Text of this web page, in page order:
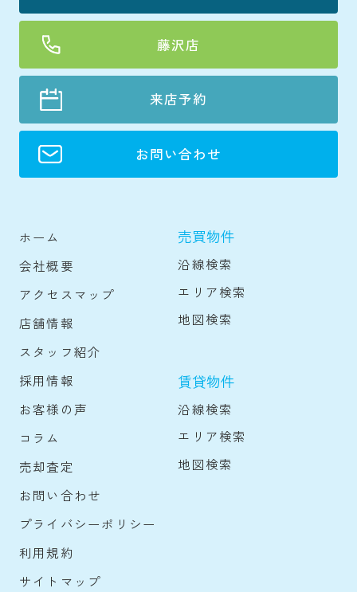
藤沢店
来店予約
お問い合わせ
ホーム
会社概要
アクセスマップ
店舗情報
スタッフ紹介
採用情報
お客様の声
コラム
売却査定
お問い合わせ
プライバシーポリシー
利用規約
サイトマップ
売買物件
沿線検索
エリア検索
地図検索
賃貸物件
沿線検索
エリア検索
地図検索